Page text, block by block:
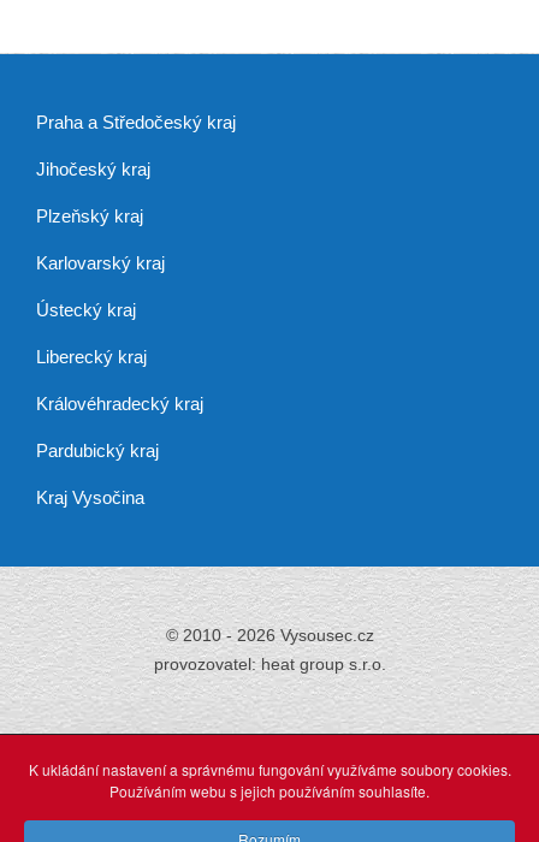
Praha a Středočeský kraj
Jihočeský kraj
Plzeňský kraj
Karlovarský kraj
Ústecký kraj
Liberecký kraj
Královéhradecký kraj
Pardubický kraj
Kraj Vysočina
© 2010 - 2026 Vysousec.cz
provozovatel: heat group s.r.o.
Již přes 30 letzajišťujeme odstraňování
vlhkosti,
K ukládání nastavení a správnému fungování využíváme soubory cookies.
Používáním webu s jejich používáním souhlasíte.